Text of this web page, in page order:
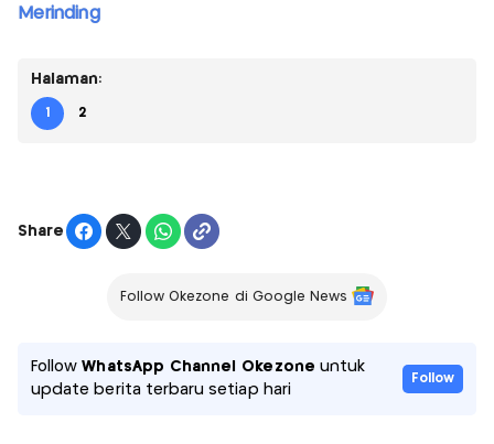
Merinding
Halaman:
1 2
Share
Follow Okezone di Google News
FollowWhatsApp Channel Okezone untuk
update berita terbaru setiap hari
Follow